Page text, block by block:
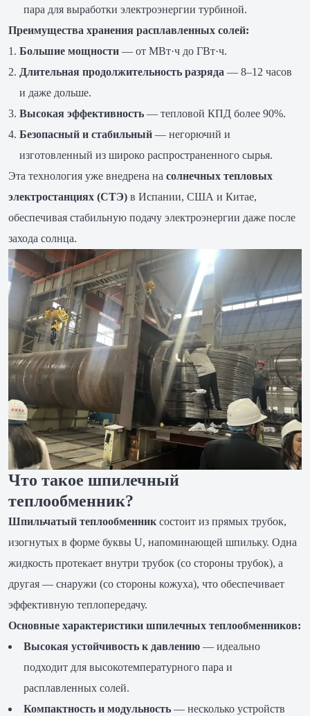
пара для выработки электроэнергии турбиной.
Преимущества хранения расплавленных солей:
Большие мощности— от МВт·ч до ГВт·ч.
Длительная продолжительность разряда — 8–12 часов
и даже дольше.
Высокая эффективность— тепловой КПД более 90%.
Безопасный и стабильный— негорючий и
изготовленный из широко распространенного сырья.
Эта технология уже внедрена на солнечных тепловых
электростанциях (СТЭ)в Испании, США и Китае,
обеспечивая стабильную подачу электроэнергии даже после
захода солнца.
Что такое шпилечный
теплообменник?
Шпильчатый теплообменниксостоит из прямых трубок,
изогнутых в форме буквы U, напоминающей шпильку. Одна
жидкость протекает внутри трубок (со стороны трубок), а
другая — снаружи (со стороны кожуха), что обеспечивает
эффективную теплопередачу.
Основные характеристики шпилечных теплообменников:
Высокая устойчивость к давлению— идеально
подходит для высокотемпературного пара и
расплавленных солей.
Компактность и модульность— несколько устройств